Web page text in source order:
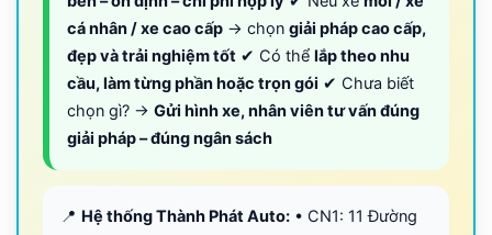
cá nhân / xe cao cấp → chọn giải pháp cao cấp,
đẹp và trải nghiệm tốt ✔ Có thể lắp theo nhu
cầu, làm từng phần hoặc trọn gói ✔ Chưa biết
chọn gì? → Gửi hình xe, nhân viên tư vấn đúng
giải pháp – đúng ngân sách
📍 Hệ thống Thành Phát Auto: • CN1: 11 Đường